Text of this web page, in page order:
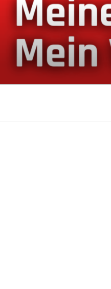
Zum